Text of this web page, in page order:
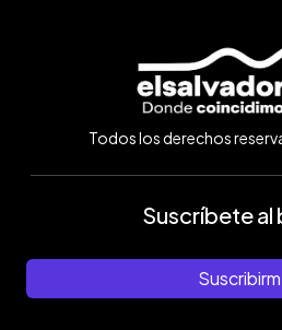
Todos los derechos
Suscríbete al